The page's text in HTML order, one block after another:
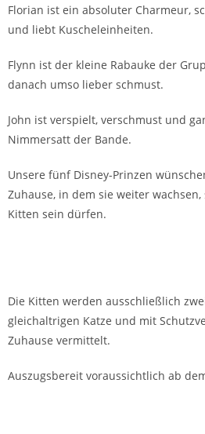
Florian ist ein absoluter Charmeur,
und liebt Kuscheleinheiten.
Flynn ist der kleine Rabauke der
danach umso lieber schmust.
John ist verspielt, verschmust und
Nimmersatt der Bande.
Unsere fünf Disney-Prinzen
Zuhause, in dem sie weiter
Kitten sein dürfen.
Die Kitten werden ausschließlich
gleichaltrigen Katze und mit
Zuhause vermittelt.
Auszugsbereit voraussichtlich ab